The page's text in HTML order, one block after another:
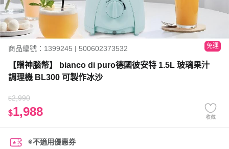
商品編號：1399245 | 500602373532 免運
【贈神腦幣】 bianco di puro德國彼安特 1.5L 玻璃果汁
調理機 BL300 可製作冰沙
$2,990
$1,988 收藏
※不適用優惠券